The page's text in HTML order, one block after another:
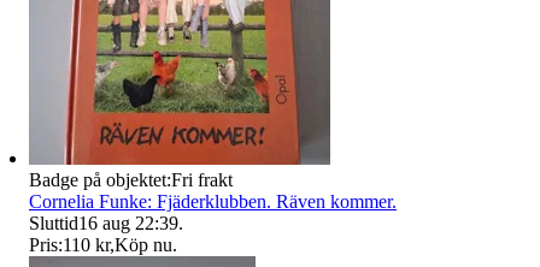
Badge på objektet:Fri frakt
Cornelia Funke: Fjäderklubben. Räven kommer.
Sluttid16 aug 22:39.
Pris:110 kr,Köp nu.